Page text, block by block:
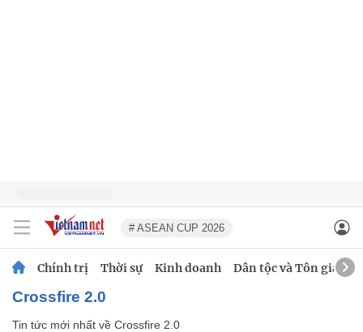
# ASEAN CUP 2026
Chính trị Thời sự Kinh doanh Dân tộc và Tôn giáo
Crossfire 2.0
Tin tức mới nhất về Crossfire 2.0